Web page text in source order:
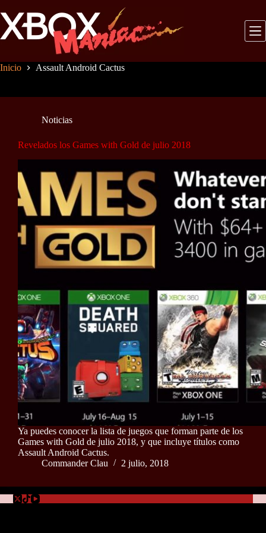
al
contenido
Inicio Assault Android Cactus
Noticias
Revelados los Games with Gold de julio 2018
Ya puedes conocer la lista de juegos que forman parte de los
Games with Gold de julio 2018, y que incluye títulos como
Assault Android Cactus.
Commander Clau
2 julio, 2018